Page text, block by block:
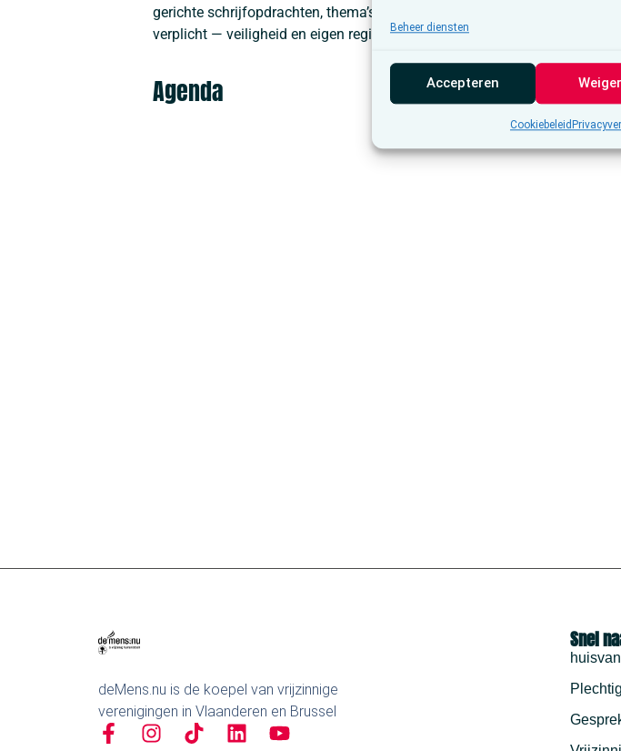
Beheer diensten
Accepteren
Cookiebeleid
gerichte schrijfopdrachten, thema’s en reflectiemomenten ga je op
verplicht — veiligheid en eigen regie staan centraal.
Agenda
deMens.nu is de koepel van vrijzinnige
verenigingen in Vlaanderen en Brussel
Snel